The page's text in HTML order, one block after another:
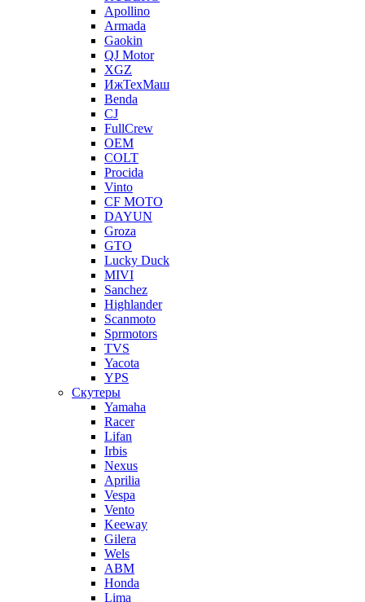
Apollino
Armada
Gaokin
QJ Motor
XGZ
ИжТехМаш
Benda
CJ
FullCrew
OEM
COLT
Procida
Vinto
CF MOTO
DAYUN
Groza
GTO
Lucky Duck
MIVI
Sanchez
Highlander
Scanmoto
Sprmotors
TVS
Yacota
YPS
Скутеры
Yamaha
Racer
Lifan
Irbis
Nexus
Aprilia
Vespa
Vento
Keeway
Gilera
Wels
ABM
Honda
Lima